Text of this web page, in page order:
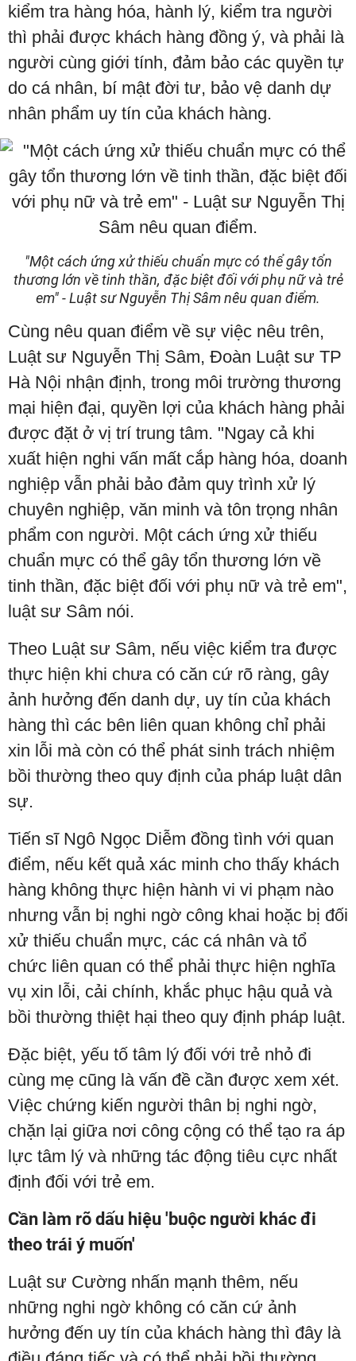
kiểm tra hàng hóa, hành lý, kiểm tra người
thì phải được khách hàng đồng ý, và phải là
người cùng giới tính, đảm bảo các quyền tự
do cá nhân, bí mật đời tư, bảo vệ danh dự
nhân phẩm uy tín của khách hàng.
"Một cách ứng xử thiếu chuẩn mực có thể gây tổn
thương lớn về tinh thần, đặc biệt đối với phụ nữ và trẻ
em" - Luật sư Nguyễn Thị Sâm nêu quan điểm.
Cùng nêu quan điểm về sự việc nêu trên,
Luật sư Nguyễn Thị Sâm, Đoàn Luật sư TP
Hà Nội nhận định, trong môi trường thương
mại hiện đại, quyền lợi của khách hàng phải
được đặt ở vị trí trung tâm. "Ngay cả khi
xuất hiện nghi vấn mất cắp hàng hóa, doanh
nghiệp vẫn phải bảo đảm quy trình xử lý
chuyên nghiệp, văn minh và tôn trọng nhân
phẩm con người. Một cách ứng xử thiếu
chuẩn mực có thể gây tổn thương lớn về
tinh thần, đặc biệt đối với phụ nữ và trẻ em",
luật sư Sâm nói.
Theo Luật sư Sâm, nếu việc kiểm tra được
thực hiện khi chưa có căn cứ rõ ràng, gây
ảnh hưởng đến danh dự, uy tín của khách
hàng thì các bên liên quan không chỉ phải
xin lỗi mà còn có thể phát sinh trách nhiệm
bồi thường theo quy định của pháp luật dân
sự.
Tiến sĩ Ngô Ngọc Diễm đồng tình với quan
điểm, nếu kết quả xác minh cho thấy khách
hàng không thực hiện hành vi vi phạm nào
nhưng vẫn bị nghi ngờ công khai hoặc bị đối
xử thiếu chuẩn mực, các cá nhân và tổ
chức liên quan có thể phải thực hiện nghĩa
vụ xin lỗi, cải chính, khắc phục hậu quả và
bồi thường thiệt hại theo quy định pháp luật.
Đặc biệt, yếu tố tâm lý đối với trẻ nhỏ đi
cùng mẹ cũng là vấn đề cần được xem xét.
Việc chứng kiến người thân bị nghi ngờ,
chặn lại giữa nơi công cộng có thể tạo ra áp
lực tâm lý và những tác động tiêu cực nhất
định đối với trẻ em.
Cần làm rõ dấu hiệu 'buộc người khác đi
theo trái ý muốn'
Luật sư Cường nhấn mạnh thêm, nếu
những nghi ngờ không có căn cứ ảnh
hưởng đến uy tín của khách hàng thì đây là